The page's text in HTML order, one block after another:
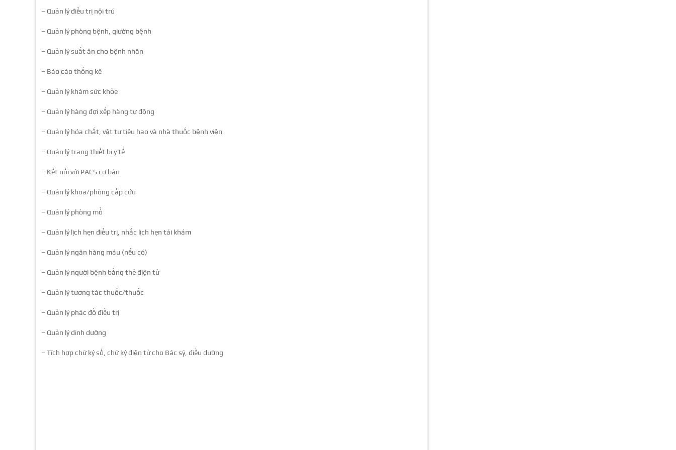
– Quản lý điều trị nội trú
– Quản lý phòng bệnh, giường bệnh
– Quản lý suất ăn cho bệnh nhân
– Báo cáo thống kê
– Quản lý khám sức khỏe
– Quản lý hàng đợi xếp hàng tự động
– Quản lý hóa chất, vật tư tiêu hao và nhà thuốc bệnh viện
– Quản lý trang thiết bị y tế
– Kết nối với PACS cơ bản
– Quản lý khoa/phòng cấp cứu
– Quản lý phòng mổ
– Quản lý lịch hẹn điều trị, nhắc lịch hẹn tái khám
– Quản lý ngân hàng máu (nếu có)
– Quản lý người bệnh bằng thẻ điện tử
– Quản lý tương tác thuốc/thuốc
– Quản lý phác đồ điều trị
– Quản lý dinh dưỡng
– Tích hợp chữ ký số, chữ ký điện tử cho Bác sỹ, điều dưỡng